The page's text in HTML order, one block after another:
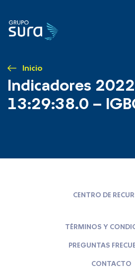
Inicio
Indicadores
13:29:38.0 –
CENTRO DE
TÉRMINOS Y
PREGUNTAS
CONTACTO